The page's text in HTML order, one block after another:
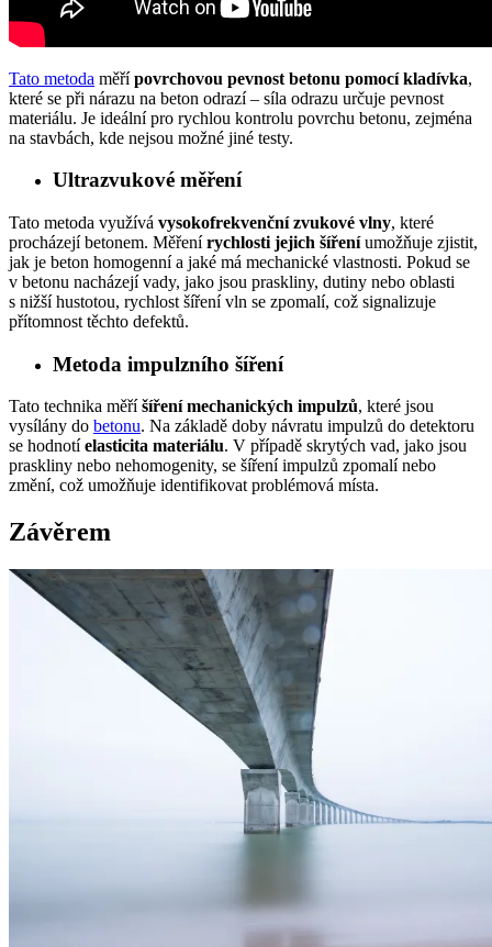
Tato metoda měřípovrchovou pevnost betonu pomocí kladívka,
které se při nárazu na beton odrazí – síla odrazu určuje pevnost
materiálu. Je ideální pro rychlou kontrolu povrchu betonu, zejména
na stavbách, kde nejsou možné jiné testy.
Ultrazvukové měření
Tato metoda využívá vysokofrekvenční zvukové vlny, které
procházejí betonem. Měřenírychlosti jejich šířeníumožňuje zjistit,
jak je beton homogenní a jaké má mechanické vlastnosti. Pokud se
v betonu nacházejí vady, jako jsou praskliny, dutiny nebo oblasti
s nižší hustotou, rychlost šíření vln se zpomalí, což signalizuje
přítomnost těchto defektů.
Metoda impulzního šíření
Tato technika měříšíření mechanických impulzů, které jsou
vysílány do betonu. Na základě doby návratu impulzů do detektoru
se hodnotíelasticita materiálu. V případě skrytých vad, jako jsou
praskliny nebo nehomogenity, se šíření impulzů zpomalí nebo
změní, což umožňuje identifikovat problémová místa.
Závěrem